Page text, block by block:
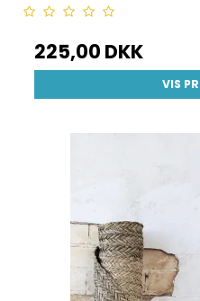
225,00 DKK
VIS